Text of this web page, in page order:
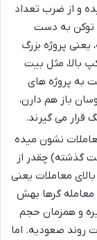
و از ضرب تعداد
توکن به دست
پروژه بزرگ
بالا، مثل بیت
به پروژه های
باز هم دارن،
قرار می گیرند.
نشون میده
زمانی مشخص (مثلاً ۲۴ ساعت گذشته) چقدر از
معاملات یعنی
معامله گرها بهش
و همزمان حجم
روند صعودیه. اما